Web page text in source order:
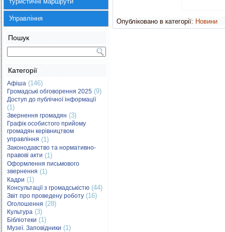
Управління
Пошук
Категорії
Афіша (146)
Громадські обговорення 2025 (9)
Доступ до публічної інформації
(1)
Звернення громадян (3)
Графік особистого прийому
громадян керівництвом
управління (1)
Законодавство та нормативно-
правові акти (1)
Оформлення письмового
звернення (1)
Кадри (1)
Консультації з громадськістю (44)
Звіт про проведену роботу (16)
Оголошення (28)
Культура (3)
Бібліотеки (1)
Музеї. Заповідники (1)
Опубліковано в категорії: Новини